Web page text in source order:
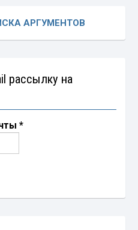
АРГУМЕНТОВ
рассылку на
*